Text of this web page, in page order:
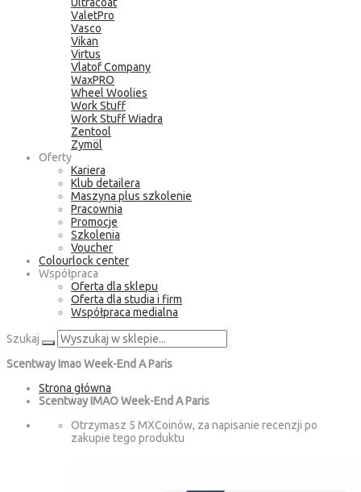
ValetPro
Vasco
Vikan
Virtus
Vlatof Company
WaxPRO
Wheel Woolies
Work Stuff
Work Stuff Wiadra
Zentool
Zymöl
Oferty
Kariera
Klub detailera
Maszyna plus szkolenie
Pracownia
Promocje
Szkolenia
Voucher
Colourlock center
Współpraca
Oferta dla sklepu
Oferta dla studia i firm
Współpraca medialna
Szukaj
Scentway Imao Week-End A Paris
Strona główna
Scentway IMAO Week-End A Paris
Otrzymasz 5 MXCoinów, za napisanie recenzji po
zakupie tego produktu